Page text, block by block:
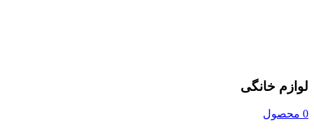
لوازم خانگی
0 محصول